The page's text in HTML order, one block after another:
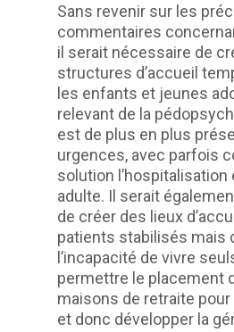
Sans revenir sur les
commentaires
il serait nécessaire de
structures d’accueil
les enfants et jeunes
relevant de la
est de plus en plus
urgences, avec parfois
solution l’hospitalisation
adulte. Il serait
de créer des lieux
patients stabilisés mais
l’incapacité de vivre
permettre le placement
maisons de retraite
et donc développer la